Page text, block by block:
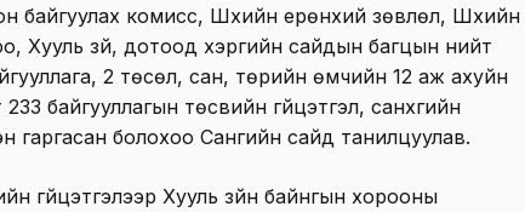
байгуулах комисс, Шүүхийн ерөнхий зөвлөл, Шүүхийн
Хууль зүй, дотоод хэргийн сайдын багцын нийт
2 төсөл, сан, төрийн өмчийн 12 аж ахуйн
байгууллагын төсвийн гүйцэтгэл, санхүүгийн
гаргасан болохоо Сангийн сайд танилцуулав.
гүйцэтгэлээр Хууль зүйн байнгын хорооны